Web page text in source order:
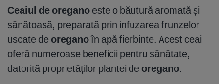
Ceaiul de oregano este o băutură aromată și
sănătoasă, preparată prin infuzarea frunzelor
uscate de oreganoîn apă fierbinte. Acest ceai
oferă numeroase beneficii pentru sănătate,
datorită proprietăților plantei de oregano.